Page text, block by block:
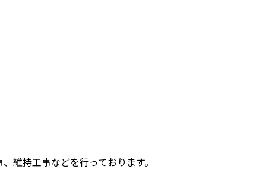
維持工事などを行っております。